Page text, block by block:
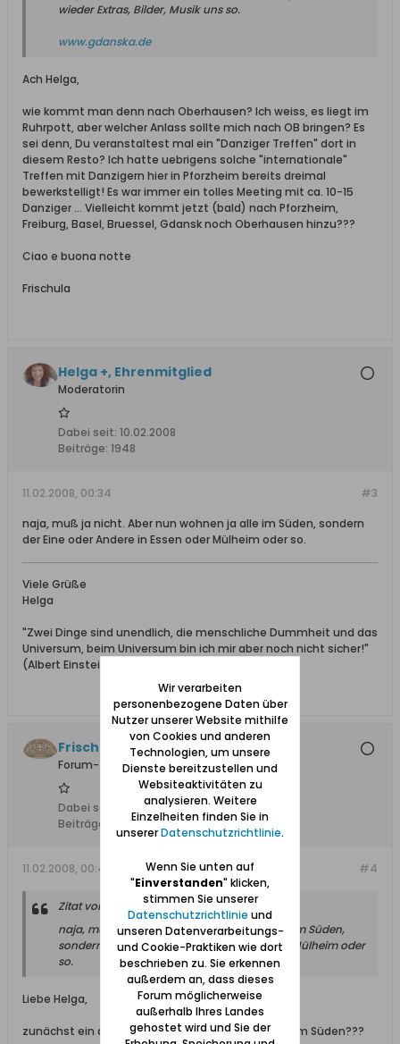
wieder Extras, Bilder, Musik uns so.
www.gdanska.de
Ach Helga,
wie kommt man denn nach Oberhausen? Ich weiss, es liegt im
Ruhrpott, aber welcher Anlass sollte mich nach OB bringen? Es
sei denn, Du veranstaltest mal ein "Danziger Treffen" dort in
diesem Resto? Ich hatte uebrigens solche "internationale"
Treffen mit Danzigern hier in Pforzheim bereits dreimal
bewerkstelligt! Es war immer ein tolles Meeting mit ca. 10-15
Danziger ... Vielleicht kommt jetzt (bald) nach Pforzheim,
Freiburg, Basel, Bruessel, Gdansk noch Oberhausen hinzu???
Ciao e buona notte
Frischula
Helga +, Ehrenmitglied
Moderatorin
Dabei seit: 10.02.2008
Beiträge: 1948
#3
11.02.2008, 00:34
naja, muß ja nicht. Aber nun wohnen ja alle im Süden, sondern
der Eine oder Andere in Essen oder Mülheim oder so.
Viele Grüße
Helga
"Zwei Dinge sind unendlich, die menschliche Dummheit und das
Universum, beim Universum bin ich mir aber noch nicht sicher!"
(Albert Einstein)
Frischula
Forum-Teilnehmer
Dabei seit:
10.02.2008
Beiträge:
#4
11.02.2008, 00:45
Zitat von
naja, muß ja nicht. Aber nun wohnen ja alle im Süden,
sondern der Eine oder Andere in Essen oder Mülheim oder
so.
Liebe Helga,
zunächst ein dreifaches ??? Wohnen wirklich alle im Süden???
Wir verarbeiten
personenbezogene Daten über
Nutzer unserer Website mithilfe
von Cookies und anderen
Technologien, um unsere
Dienste bereitzustellen und
Websiteaktivitäten zu
analysieren. Weitere
Einzelheiten finden Sie in
unsererDatenschutzrichtlinie.
Wenn Sie unten auf
"Einverstanden" klicken,
stimmen Sie unserer
Datenschutzrichtlinie und
unseren Datenverarbeitungs-
und Cookie-Praktiken wie dort
beschrieben zu. Sie erkennen
außerdem an, dass dieses
Forum möglicherweise
außerhalb Ihres Landes
gehostet wird und Sie der